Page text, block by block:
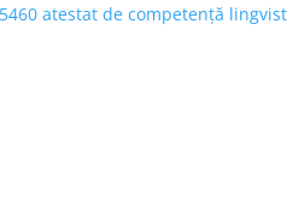
atestat de competență